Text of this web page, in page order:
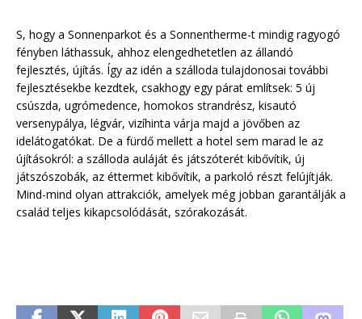
S, hogy a Sonnenparkot és a Sonnentherme-t mindig ragyogó
fényben láthassuk, ahhoz elengedhetetlen az állandó
fejlesztés, újítás. Így az idén a szálloda tulajdonosai további
fejlesztésekbe kezdtek, csakhogy egy párat említsek: 5 új
csúszda, ugrómedence, homokos strandrész, kisautó
versenypálya, légvár, vizíhinta várja majd a jövőben az
idelátogatókat. De a fürdő mellett a hotel sem marad le az
újításokról: a szálloda auláját és játszóterét kibővítik, új
játszószobák, az éttermet kibővítik, a parkoló részt felújítják.
Mind-mind olyan attrakciók, amelyek még jobban garantálják a
család teljes kikapcsolódását, szórakozását.